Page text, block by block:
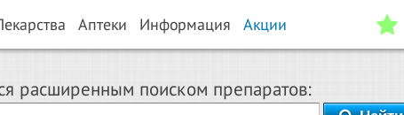
Аптеки Информация Акции
расширенным поиском препаратов: